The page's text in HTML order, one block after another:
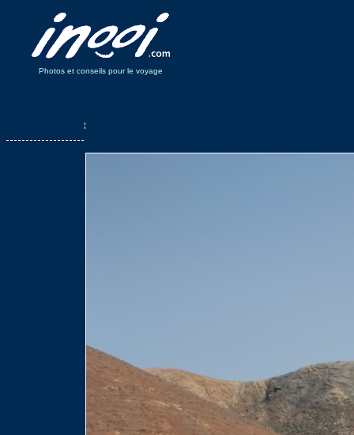
Photos et conseils pour le voyage